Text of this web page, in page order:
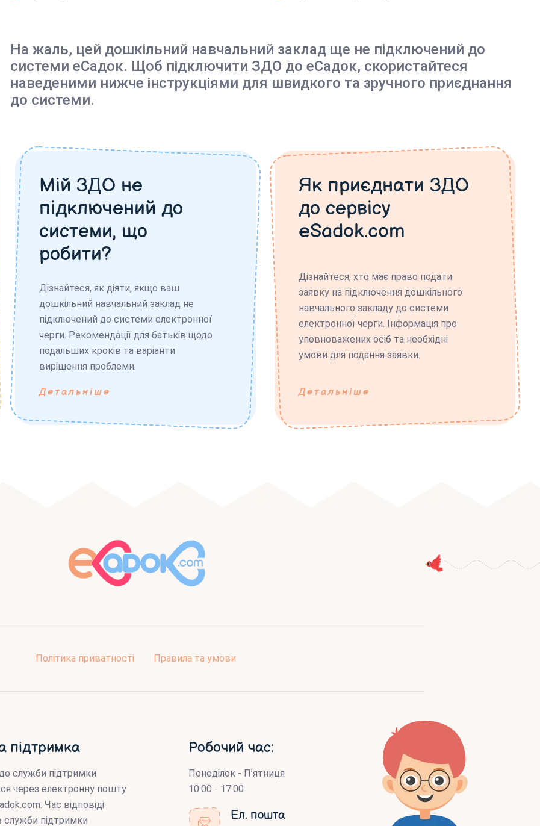
На жаль, цей дошкільний навчальний заклад ще не підключений до
системи еСадок. Щоб підключити ЗДО до еСадок, скористайтеся
наведеними нижче інструкціями для швидкого та зручного приєднання
до системи.
Мій ЗДО не
підключений до
системи, що
робити?
Дізнайтеся, як діяти, якщо ваш
дошкільний навчальний заклад не
підключений до системи електронної
черги. Рекомендації для батьків щодо
подальших кроків та варіанти
вирішення проблеми.
Детальніше
Як приєднати ЗДО
до сервісу
eSadok.com
Дізнайтеся, хто має право подати
заявку на підключення дошкільного
навчального закладу до системи
електронної черги. Інформація про
уповноважених осіб та необхідні
умови для подання заявки.
Детальніше
Політика приватності Правила та умови
підтримка
служби підтримки
через електронну пошту
. Час відповіді
служби підтримки
Робочий час:
Понеділок - П’ятниця
10:00 - 17:00
Ел. пошта